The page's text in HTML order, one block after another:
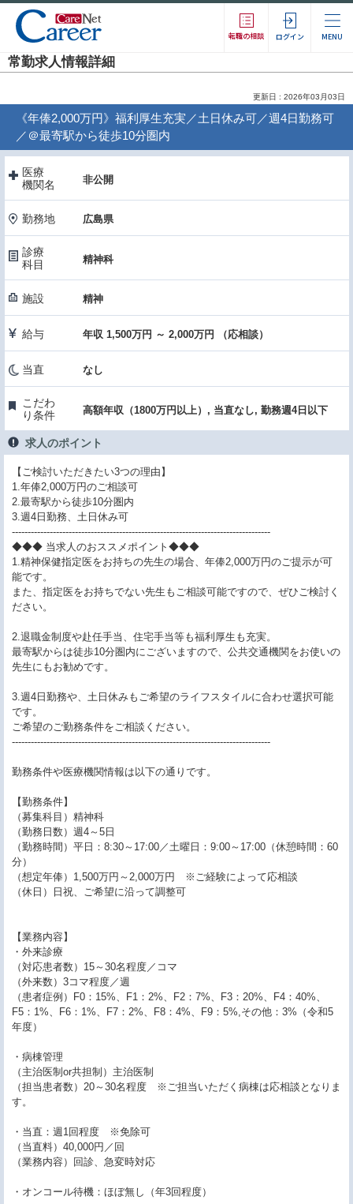
転職の相談 ログイン MENU
常勤求人情報詳細
更新日 : 2026年03月03日
《年俸2,000万円》福利厚生充実／土日休み可／週4日勤務可
／＠最寄駅から徒歩10分圏内
医療
機関名
非公開
勤務地 広島県
診療
科目
精神科
施設 精神
給与 年収 1,500万円 ～ 2,000万円 （応相談）
当直 なし
こだわ
り条件
高額年収（1800万円以上）, 当直なし, 勤務週4日以下
求人のポイント
【ご検討いただきたい3つの理由】
1.年俸2,000万円のご相談可
2.最寄駅から徒歩10分圏内
3.週4日勤務、土日休み可
----------------------------------------------------------------------------------
◆◆◆ 当求人のおススメポイント◆◆◆
1.精神保健指定医をお持ちの先生の場合、年俸2,000万円のご提示が可
能です。
また、指定医をお持ちでない先生もご相談可能ですので、ぜひご検討く
ださい。
2.退職金制度や赴任手当、住宅手当等も福利厚生も充実。
最寄駅からは徒歩10分圏内にございますので、公共交通機関をお使いの
先生にもお勧めです。
3.週4日勤務や、土日休みもご希望のライフスタイルに合わせ選択可能
です。
ご希望のご勤務条件をご相談ください。
----------------------------------------------------------------------------------
勤務条件や医療機関情報は以下の通りです。
【勤務条件】
（募集科目）精神科
（勤務日数）週4～5日
（勤務時間）平日：8:30～17:00／土曜日：9:00～17:00（休憩時間：60
分）
（想定年俸）1,500万円～2,000万円 ※ご経験によって応相談
（休日）日祝、ご希望に沿って調整可
【業務内容】
・外来診療
（対応患者数）15～30名程度／コマ
（外来数）3コマ程度／週
（患者症例）F0：15%、F1：2%、F2：7%、F3：20%、F4：40%、
F5：1%、F6：1%、F7：2%、F8：4%、F9：5%,その他：3%（令和5
年度）
・病棟管理
（主治医制or共担制）主治医制
（担当患者数）20～30名程度 ※ご担当いただく病棟は応相談となりま
す。
・当直：週1回程度 ※免除可
（当直料）40,000円／回
（業務内容）回診、急変時対応
・オンコール待機：ほぼ無し（年3回程度）